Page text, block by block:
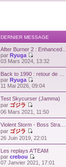
DERNIER MESSAGE
After Burner 2 : Enhanced…
parRyuga
03 Mars 2024, 13:32
Back to 1990 : retour de …
parRyuga
11 Mai 2026, 09:04
Test Skycurser (Jamma)
par ゴジラ
06 Mars 2021, 11:50
Violent Storm - Boss Stra…
par ゴジラ
26 Juin 2019, 22:01
Les replays A'TEAM
parcrebou
07 Janvier 2021, 17:01